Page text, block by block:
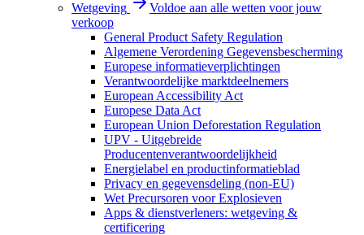
Wetgeving
Voldoe aan alle wetten voor jouw
verkoop
General Product Safety Regulation
Algemene Verordening Gegevensbescherming
Europese informatieverplichtingen
Verantwoordelijke marktdeelnemers
European Accessibility Act
Europese Data Act
European Union Deforestation Regulation
UPV - Uitgebreide
Producentenverantwoordelijkheid
Energielabel en productinformatieblad
Privacy en gegevensdeling (non-EU)
Wet Precursoren voor Explosieven
Apps & dienstverleners: wetgeving &
certificering